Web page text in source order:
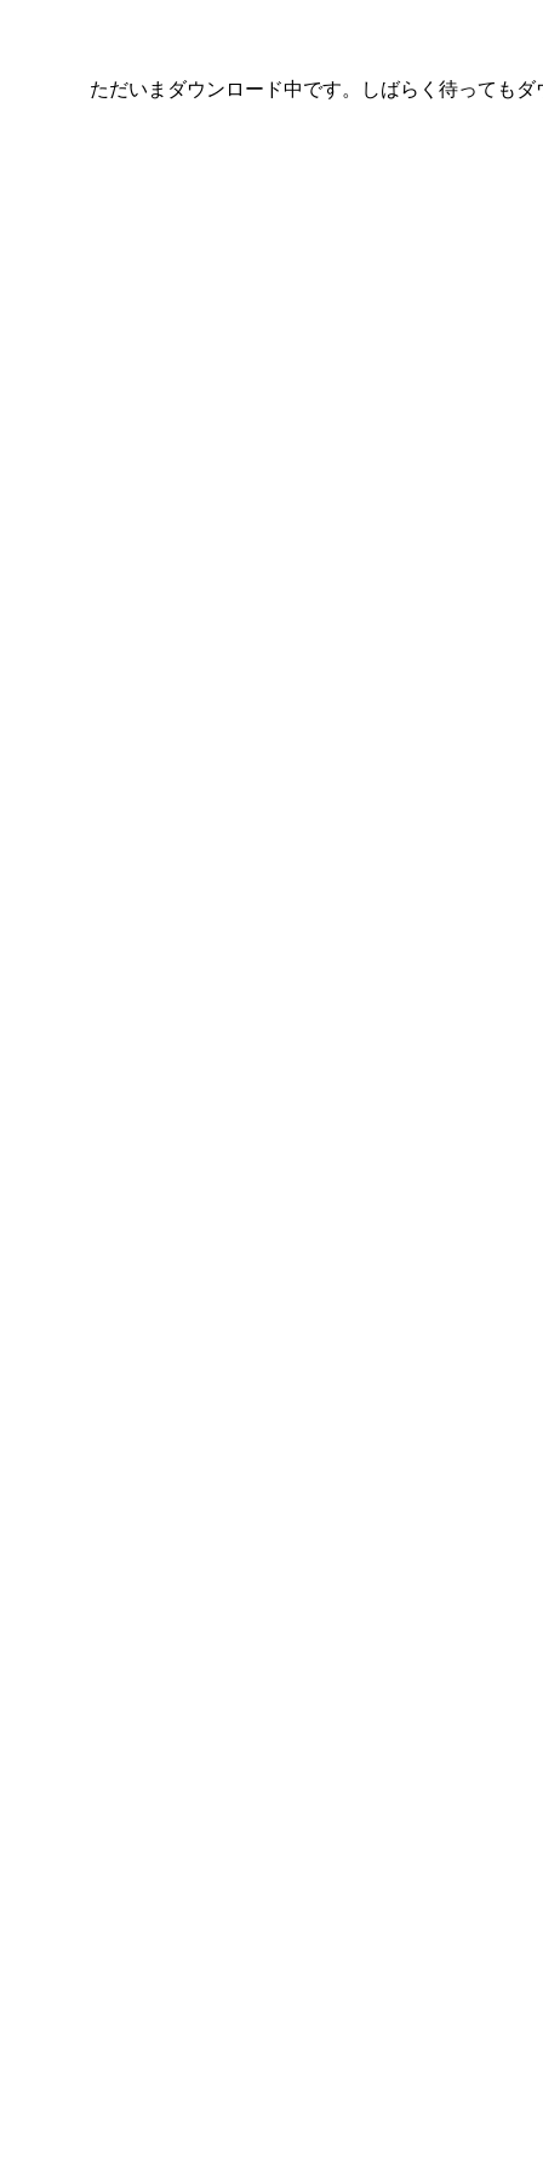
ただいまダウンロード中です。しばらく待っても